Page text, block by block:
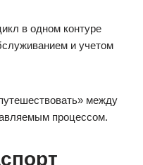
в одном контуре
и учетом
между
процессом.